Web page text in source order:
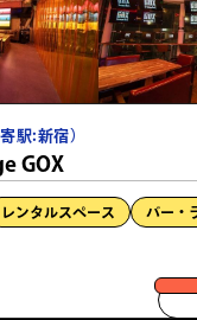
駅:新宿）
GOX
レンタルスペース バー・